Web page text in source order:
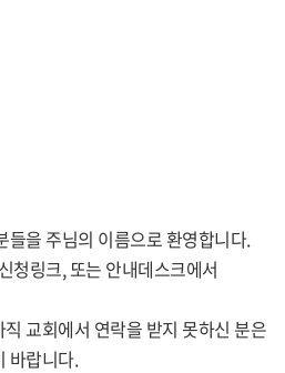
들을 주님의 이름으로 환영합니다.
청링크, 또는 안내데스크에서
교회에서 연락을 받지 못하신 분은
바랍니다.